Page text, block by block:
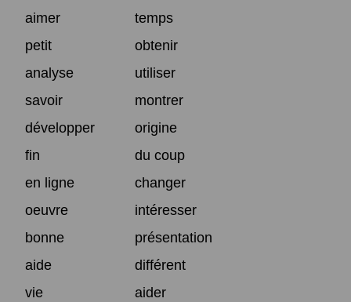
aimer
temps
petit
obtenir
analyse
utiliser
savoir
montrer
développer
origine
fin
du coup
en ligne
changer
oeuvre
intéresser
bonne
présentation
aide
différent
vie
aider